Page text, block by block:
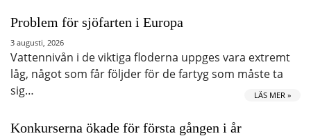
Problem för sjöfarten i Europa
3 augusti, 2026
Vattennivån i de viktiga floderna uppges vara extremt
låg, något som får följder för de fartyg som måste ta
sig…
LÄS MER »
Konkurserna ökade för första gången i år